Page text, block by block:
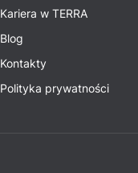
Kariera w TERRA
Blog
Kontakty
Polityka prywatności